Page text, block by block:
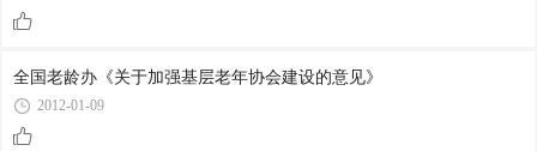
全国老龄办《关于加强基层老年协会建设的意见》
2012-01-09